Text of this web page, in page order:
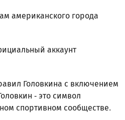
американского города
аккаунт
Головкина с включением
- это символ
спортивном сообществе.